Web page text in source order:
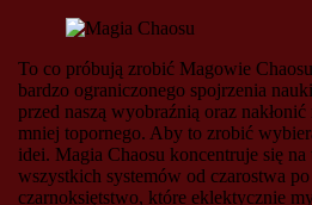
To co próbują zrobić Magowie
bardzo ograniczonego spojrzenia
przed naszą wyobraźnią oraz
mniej topornego. Aby to zrobić
idei. Magia Chaosu koncentruje się
wszystkich systemów od czarostwa
czarnoksiętstwo, które eklektycznie